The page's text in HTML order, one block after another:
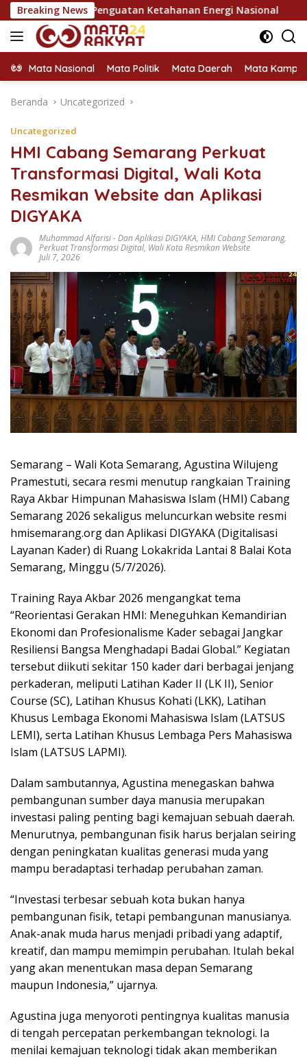
Langsung
ke
konten
Breaking News
Penguatan Ketahanan Energi Nasional KPU
Mata Nasional Mata Politik Mata Daerah Mata
Beranda Uncategorized
Uncategorized
HMI Cabang Semarang Perkuat
Transformasi Digital, Wali Kota
Resmikan Website dan Aplikasi
DIGYAKA
Muhammad Alfarisi-Dan Aplikasi DIGYAKA, HMI Cabang Semarang,
Perkuat Transformasi Digital, Wali Kota Resmikan Website
Juli 7, 2026
Semarang – Wali Kota Semarang, Agustina Wilujeng
Pramestuti, secara resmi menutup rangkaian Training
Raya Akbar Himpunan Mahasiswa Islam (HMI) Cabang
Semarang 2026 sekaligus meluncurkan website resmi
hmisemarang.org dan Aplikasi DIGYAKA (Digitalisasi
Layanan Kader) di Ruang Lokakrida Lantai 8 Balai Kota
Semarang, Minggu (5/7/2026).
Training Raya Akbar 2026 mengangkat tema
“Reorientasi Gerakan HMI: Meneguhkan Kemandirian
Ekonomi dan Profesionalisme Kader sebagai Jangkar
Resiliensi Bangsa Menghadapi Badai Global.” Kegiatan
tersebut diikuti sekitar 150 kader dari berbagai jenjang
perkaderan, meliputi Latihan Kader II (LK II), Senior
Course (SC), Latihan Khusus Kohati (LKK), Latihan
Khusus Lembaga Ekonomi Mahasiswa Islam (LATSUS
LEMI), serta Latihan Khusus Lembaga Pers Mahasiswa
Islam (LATSUS LAPMI).
Dalam sambutannya, Agustina menegaskan bahwa
pembangunan sumber daya manusia merupakan
investasi paling penting bagi kemajuan sebuah daerah.
Menurutnya, pembangunan fisik harus berjalan seiring
dengan peningkatan kualitas generasi muda yang
mampu beradaptasi terhadap perubahan zaman.
“Investasi terbesar sebuah kota bukan hanya
pembangunan fisik, tetapi pembangunan manusianya.
Anak-anak muda harus menjadi pribadi yang adaptif,
kreatif, dan mampu memimpin perubahan. Itulah bekal
yang akan menentukan masa depan Semarang
maupun Indonesia,” ujarnya.
Agustina juga menyoroti pentingnya kualitas manusia
di tengah percepatan perkembangan teknologi. Ia
menilai kemajuan teknologi tidak akan memberikan